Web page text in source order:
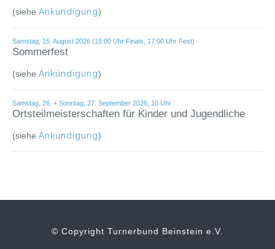
(siehe Ankündigung)
Samstag, 15. August 2026 (15:00 Uhr Finals, 17:00 Uhr Fest)
Sommerfest
(siehe Ankündigung)
Samstag, 26. + Sonntag, 27. September 2026, 10 Uhr
Ortsteilmeisterschaften für Kinder und Jugendliche
(siehe Ankündigung)
© Copyright Turnerbund Beinstein e.V.